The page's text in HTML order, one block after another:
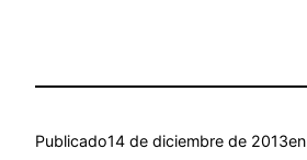
Publicado14 de diciembre de 2013en